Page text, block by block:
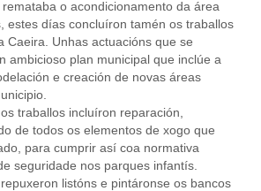
o acondicionamento da área
estes días concluíron tamén os traballos
Caeira. Unhas actuacións que se
ambicioso plan municipal que inclúe a
e creación de novas áreas
traballos incluíron reparación,
de todos os elementos de xogo que
para cumprir así coa normativa
seguridade nos parques infantís.
listóns e pintáronse os bancos